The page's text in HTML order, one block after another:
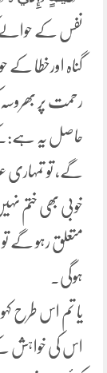
نفس کے حوالے
گناہ اورخطا
رحمت پر بھروسہ
حاصل یہ ہے:۔
گے، تو
خوبی بھی ختم
متعلق رہو گے
ہوگی۔
یا تم اس طرح
اس کی خواہش